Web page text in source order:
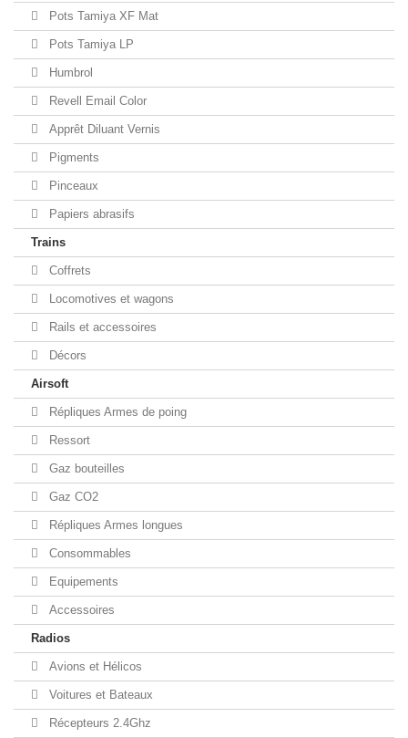
Pots Tamiya XF Mat
Pots Tamiya LP
Humbrol
Revell Email Color
Apprêt Diluant Vernis
Pigments
Pinceaux
Papiers abrasifs
Trains
Coffrets
Locomotives et wagons
Rails et accessoires
Décors
Airsoft
Répliques Armes de poing
Ressort
Gaz bouteilles
Gaz CO2
Répliques Armes longues
Consommables
Equipements
Accessoires
Radios
Avions et Hélicos
Voitures et Bateaux
Récepteurs 2.4Ghz